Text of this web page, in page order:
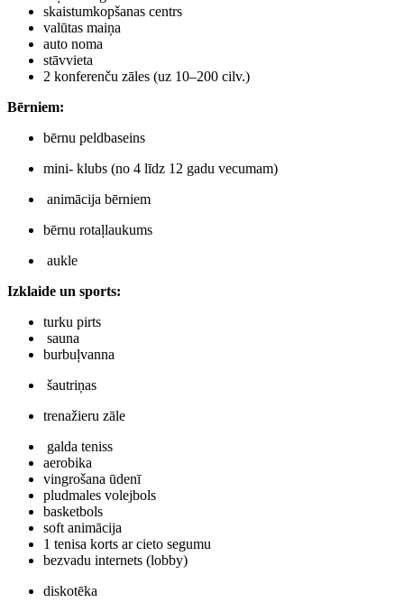
skaistumkopšanas centrs
valūtas maiņa
auto noma
stāvvieta
2 konferenču zāles (uz 10–200 cilv.)
Bērniem:
bērnu peldbaseins
mini- klubs (no 4 līdz 12 gadu vecumam)
animācija bērniem
bērnu rotaļlaukums
aukle
Izklaide un sports:
turku pirts
sauna
burbuļvanna
šautriņas
trenažieru zāle
galda teniss
aerobika
vingrošana ūdenī
pludmales volejbols
basketbols
soft animācija
1 tenisa korts ar cieto segumu
bezvadu internets (lobby)
diskotēka